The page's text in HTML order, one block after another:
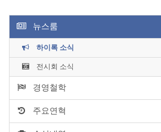
뉴스룸
하이록 소식
전시회 소식
경영철학
주요연혁